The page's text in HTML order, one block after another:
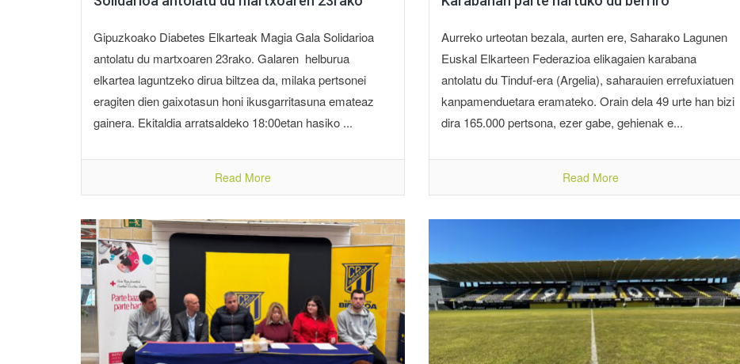
Gipuzkoako Diabetes Elkarteak Magia Gala Solidarioa
antolatu du martxoaren 23rako. Galaren helburua
elkartea laguntzeko dirua biltzea da, milaka pertsonei
eragiten dien gaixotasun honi ikusgarritasuna emateaz
gainera. Ekitaldia arratsaldeko 18:00etan hasiko ...
Read More
Aurreko urteotan bezala, aurten ere, Saharako Lagunen
Euskal Elkarteen Federazioa elikagaien karabana
antolatu du Tinduf-era (Argelia), saharauien errefuxiatuen
kanpamenduetara eramateko. Orain dela 49 urte han bizi
dira 165.000 pertsona, ezer gabe, gehienak e...
Read More